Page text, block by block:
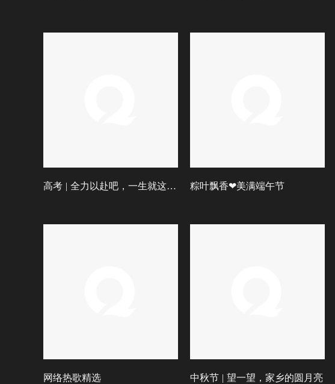
高考 | 全力以赴吧，一生就这么一次 粽叶飘香❤美满端午节
网络热歌精选 中秋节 | 望一望，家乡的圆月亮